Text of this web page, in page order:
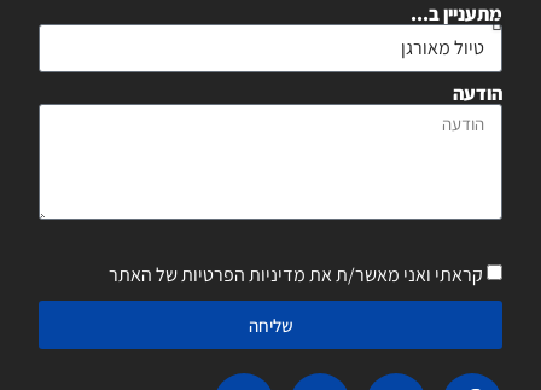
מתעניין ב...
הודעה
קראתי ואני מאשר/ת את מדיניות הפרטיות של האתר
שליחה